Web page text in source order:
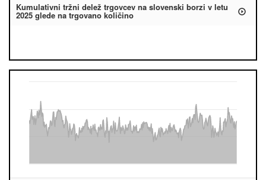
Kumulativni tržni delež trgovcev na slovenski borzi v letu
2025 glede na trgovano količino